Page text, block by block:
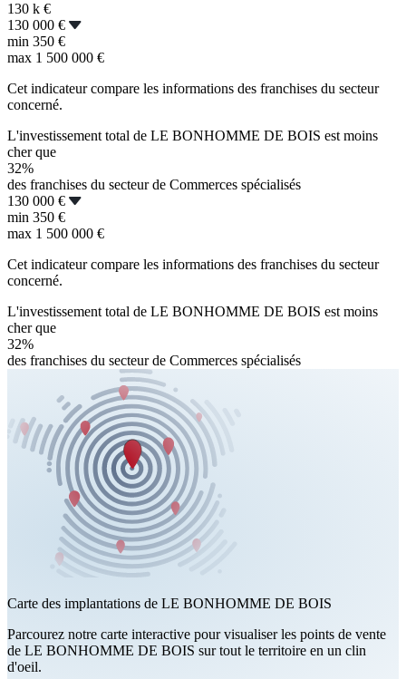
130 k €
130 000 €
min 350 €
max 1 500 000 €
Cet indicateur compare les informations des franchises du secteur
concerné.
L'investissement total de LE BONHOMME DE BOIS est moins
cher que
32%
des franchises du secteur de Commerces spécialisés
130 000 €
min 350 €
max 1 500 000 €
Cet indicateur compare les informations des franchises du secteur
concerné.
L'investissement total de LE BONHOMME DE BOIS est moins
cher que
32%
des franchises du secteur de Commerces spécialisés
Carte des implantations de LE BONHOMME DE BOIS
Parcourez notre carte interactive pour visualiser les points de vente
de LE BONHOMME DE BOIS sur tout le territoire en un clin
d'oeil.